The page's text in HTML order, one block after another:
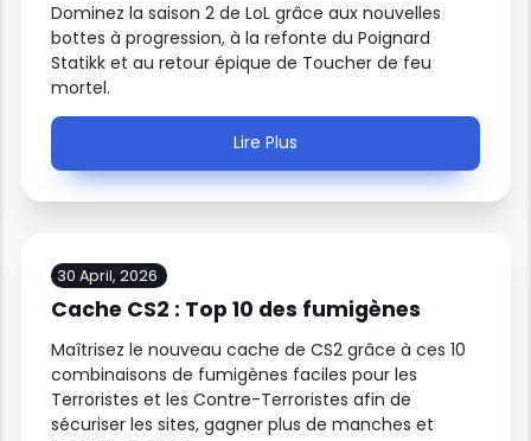
Dominez la saison 2 de LoL grâce aux nouvelles
bottes à progression, à la refonte du Poignard
Statikk et au retour épique de Toucher de feu
mortel.
Lire Plus
30 April, 2026
Cache CS2 : Top 10 des fumigènes
Maîtrisez le nouveau cache de CS2 grâce à ces 10
combinaisons de fumigènes faciles pour les
Terroristes et les Contre-Terroristes afin de
sécuriser les sites, gagner plus de manches et